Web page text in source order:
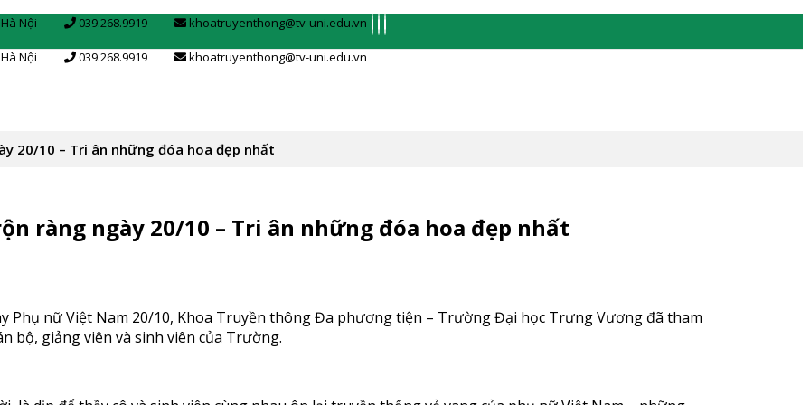
Nội 039.268.9919 khoatruyenthong@tv-uni.edu.vn
Nội 039.268.9919 khoatruyenthong@tv-uni.edu.vn
20/10 – Tri ân những đóa hoa đẹp nhất
ràng ngày 20/10 – Tri ân những đóa hoa đẹp nhất
Phụ nữ Việt Nam 20/10, Khoa Truyền thông Đa phương tiện – Trường Đại học Trưng Vương đã tham
bộ, giảng viên và sinh viên của Trường.